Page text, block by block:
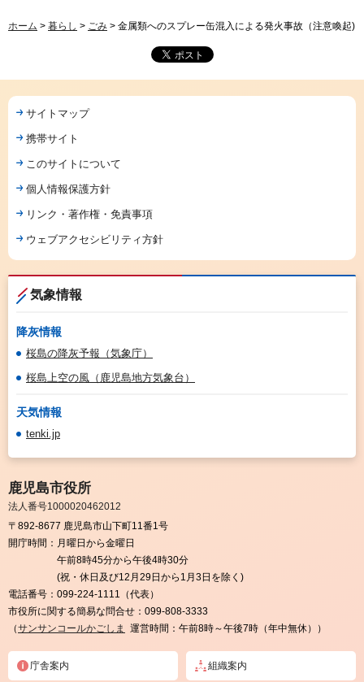
ホーム > 暮らし > ごみ > 金属類へのスプレー缶混入による発火事故（注意喚起)
サイトマップ
携帯サイト
このサイトについて
個人情報保護方針
リンク・著作権・免責事項
ウェブアクセシビリティ方針
気象情報
降灰情報
桜島の降灰予報（気象庁）
桜島上空の風（鹿児島地方気象台）
天気情報
tenki.jp
鹿児島市役所
法人番号1000020462012
〒892-8677 鹿児島市山下町11番1号
開庁時間： 月曜日から金曜日
午前8時45分から午後4時30分
(祝・休日及び12月29日から1月3日を除く)
電話番号： 099-224-1111（代表）
市役所に関する簡易な問合せ： 099-808-3333
（サンサンコールかごしま 運営時間：午前8時～午後7時（年中無休））
庁舎案内 組織案内